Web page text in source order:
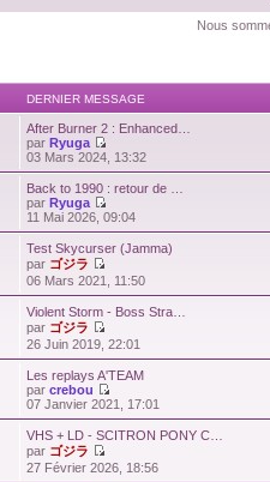
Nous
DERNIER MESSAGE
After Burner 2 : Enhanced…
parRyuga
03 Mars 2024, 13:32
Back to 1990 : retour de …
parRyuga
11 Mai 2026, 09:04
Test Skycurser (Jamma)
par ゴジラ
06 Mars 2021, 11:50
Violent Storm - Boss Stra…
par ゴジラ
26 Juin 2019, 22:01
Les replays A'TEAM
parcrebou
07 Janvier 2021, 17:01
VHS + LD - SCITRON PONY C…
par ゴジラ
27 Février 2026, 18:56